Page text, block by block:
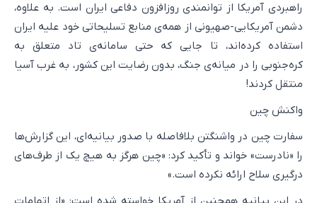
راهبردی آمریکا از توانمندی روزافزون دفاعی ایران است. به علاوه،
دشمن آمریکایی-صهیونی از همه‌ی منابع تسلیحاتی خود علیه ایران
استفاده کرده‌اند، تا جایی که حتی سامانه‌ی تاد متعلق به
کره‌جنوبی را در میانه‌ی جنگ، بدون رضایت این کشور، به غرب آسیا
منتقل کردند!
واکنش چین
سفارت چین در واشنگتن بلافاصله با صدور بیانیه‌ای، این گزارش‌ها
را «نادرست» خواند و تأکید کرد: «چین هرگز به هیچ یک از طرف‌های
درگیری سلاح ارائه نکرده است.»